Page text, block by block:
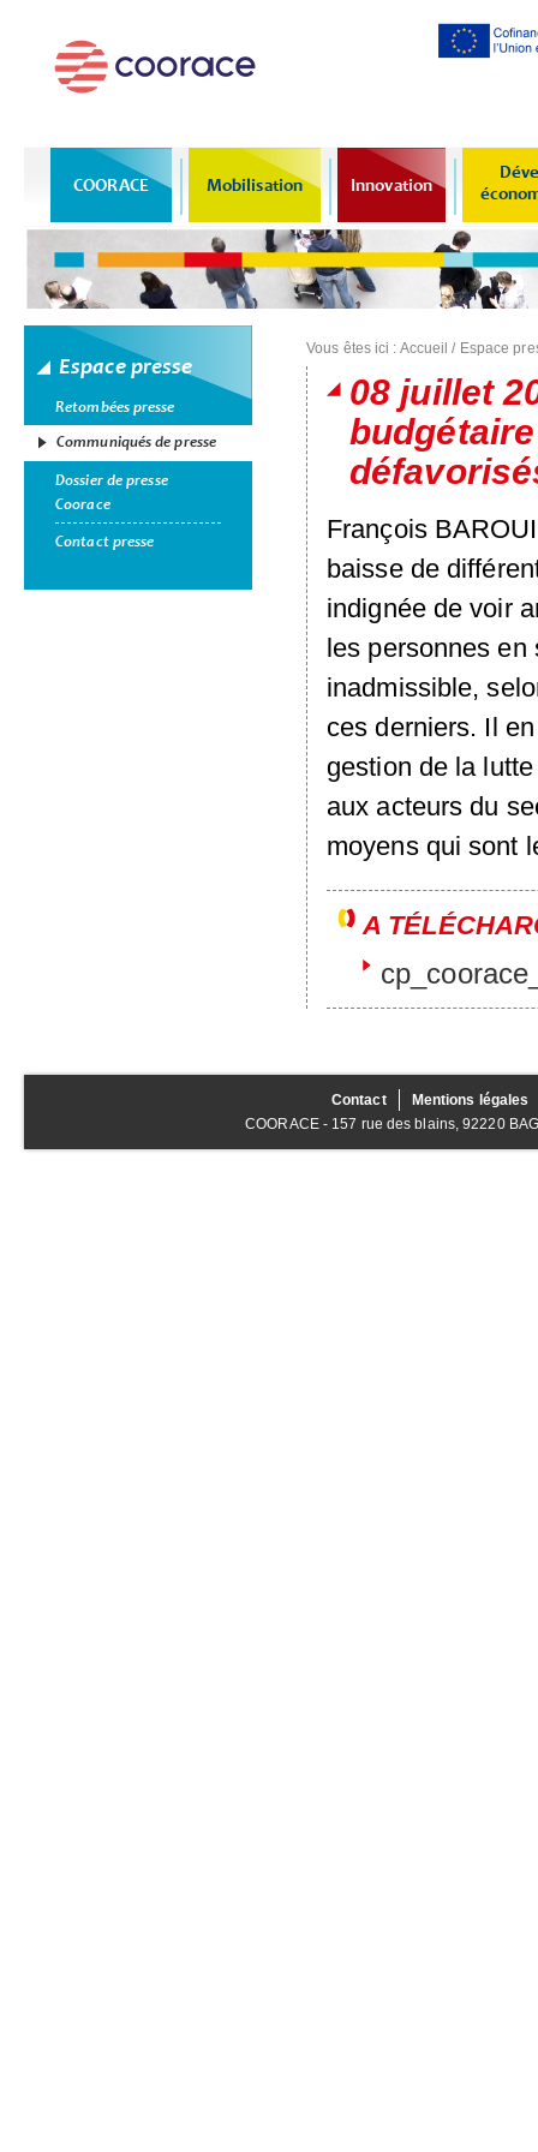
COORACE Mobilisation Innovation
Espace presse
Retombées presse
Communiqués de presse
Dossier de presse
Coorace
Contact presse
Vous êtes ici : Accueil / Espace
08 juillet
François
baisse de
indignée de voir
les personnes en
inadmissible,
ces derniers. Il
gestion de la
aux acteurs du
moyens qui sont
A
Contact
Mentions légales
COORACE - 157 rue des blains, 92220